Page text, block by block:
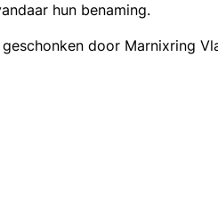
hun benaming.
geschonken door Marnixring